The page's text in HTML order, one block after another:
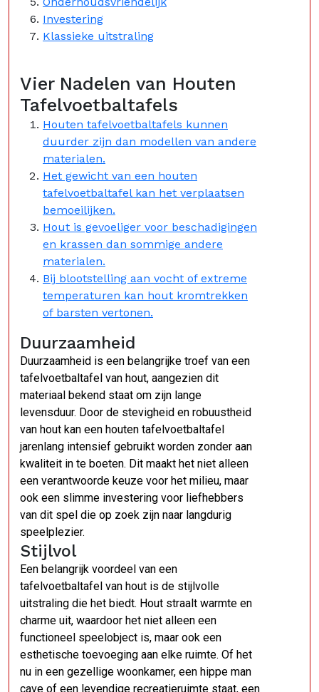
Investering
Klassieke uitstraling
Vier Nadelen van Houten
Tafelvoetbaltafels
Houten tafelvoetbaltafels kunnen
duurder zijn dan modellen van andere
materialen.
Het gewicht van een houten
tafelvoetbaltafel kan het verplaatsen
bemoeilijken.
Hout is gevoeliger voor beschadigingen
en krassen dan sommige andere
materialen.
Bij blootstelling aan vocht of extreme
temperaturen kan hout kromtrekken
of barsten vertonen.
Duurzaamheid
Duurzaamheid is een belangrijke troef van een
tafelvoetbaltafel van hout, aangezien dit
materiaal bekend staat om zijn lange
levensduur. Door de stevigheid en robuustheid
van hout kan een houten tafelvoetbaltafel
jarenlang intensief gebruikt worden zonder aan
kwaliteit in te boeten. Dit maakt het niet alleen
een verantwoorde keuze voor het milieu, maar
ook een slimme investering voor liefhebbers
van dit spel die op zoek zijn naar langdurig
speelplezier.
Stijlvol
Een belangrijk voordeel van een
tafelvoetbaltafel van hout is de stijlvolle
uitstraling die het biedt. Hout straalt warmte en
charme uit, waardoor het niet alleen een
functioneel speelobject is, maar ook een
esthetische toevoeging aan elke ruimte. Of het
nu in een gezellige woonkamer, een hippe man
cave of een levendige recreatieruimte staat, een